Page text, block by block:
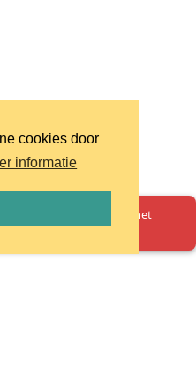
cookies door
informatie
de pagina en probeer het